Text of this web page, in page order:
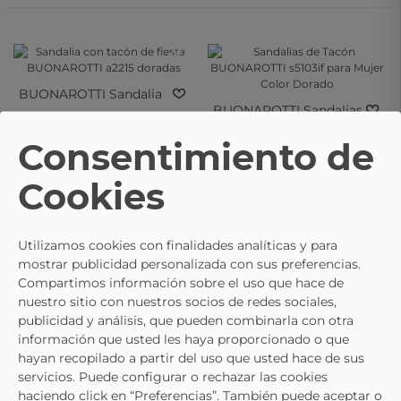
- 20%
BUONAROTTI Sandalia
Con Tacón De Fiesta
Doradas
BUONAROTTISandalias
S5103if Para Mujer Color
Dorado
- 15%
BUONAROTTI Sandalias
De Tacón BUONAROTTI
A5742 En Color Beige
Para Mujer
29,95 € 34,95 €
BUONAROTTISandalias
De Tacón BUONAROTTI
S5103if Para Mujer Color
Plata
39,95 € 49,95 €
- 20%
- 20%
- 15%
Consentimiento de
Cookies
Utilizamos cookies con finalidades analíticas y para
mostrar publicidad personalizada con sus preferencias.
Compartimos información sobre el uso que hace de
nuestro sitio con nuestros socios de redes sociales,
publicidad y análisis, que pueden combinarla con otra
información que usted les haya proporcionado o que
hayan recopilado a partir del uso que usted hace de sus
servicios. Puede configurar o rechazar las cookies
haciendo click en “Preferencias”. También puede aceptar o